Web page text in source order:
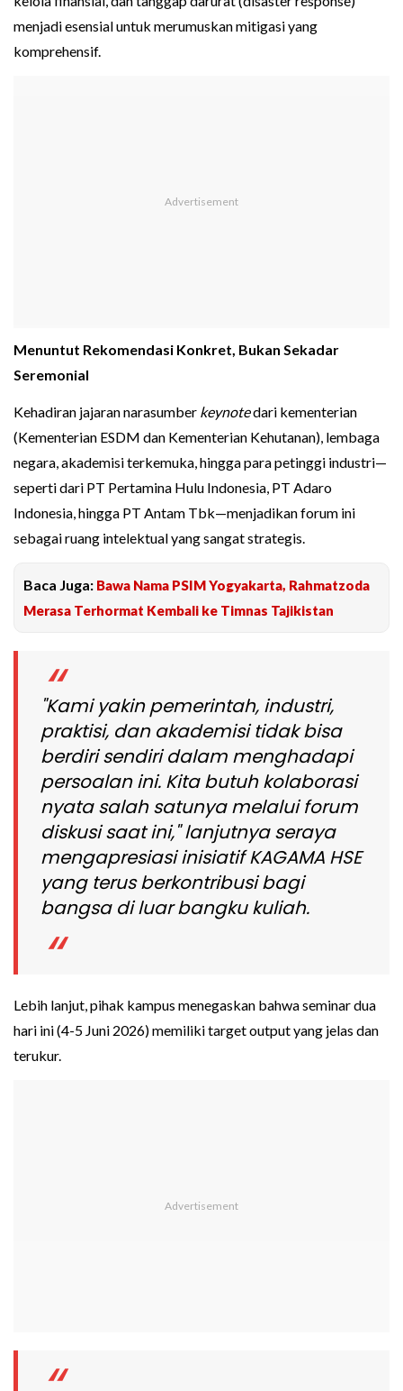
menjadi esensial untuk merumuskan mitigasi yang
komprehensif.
Menuntut Rekomendasi Konkret, Bukan Sekadar
Seremonial
Kehadiran jajaran narasumber keynotedari kementerian
(Kementerian ESDM dan Kementerian Kehutanan), lembaga
negara, akademisi terkemuka, hingga para petinggi industri—
seperti dari PT Pertamina Hulu Indonesia, PT Adaro
Indonesia, hingga PT Antam Tbk—menjadikan forum ini
sebagai ruang intelektual yang sangat strategis.
Baca Juga: Bawa Nama PSIM Yogyakarta, Rahmatzoda
Merasa Terhormat Kembali ke Timnas Tajikistan
"Kami yakin pemerintah, industri,
praktisi, dan akademisi tidak bisa
berdiri sendiri dalam menghadapi
persoalan ini. Kita butuh kolaborasi
nyata salah satunya melalui forum
diskusi saat ini," lanjutnya seraya
mengapresiasi inisiatif KAGAMA HSE
yang terus berkontribusi bagi
bangsa di luar bangku kuliah.
Lebih lanjut, pihak kampus menegaskan bahwa seminar dua
hari ini (4-5 Juni 2026) memiliki target output yang jelas dan
terukur.